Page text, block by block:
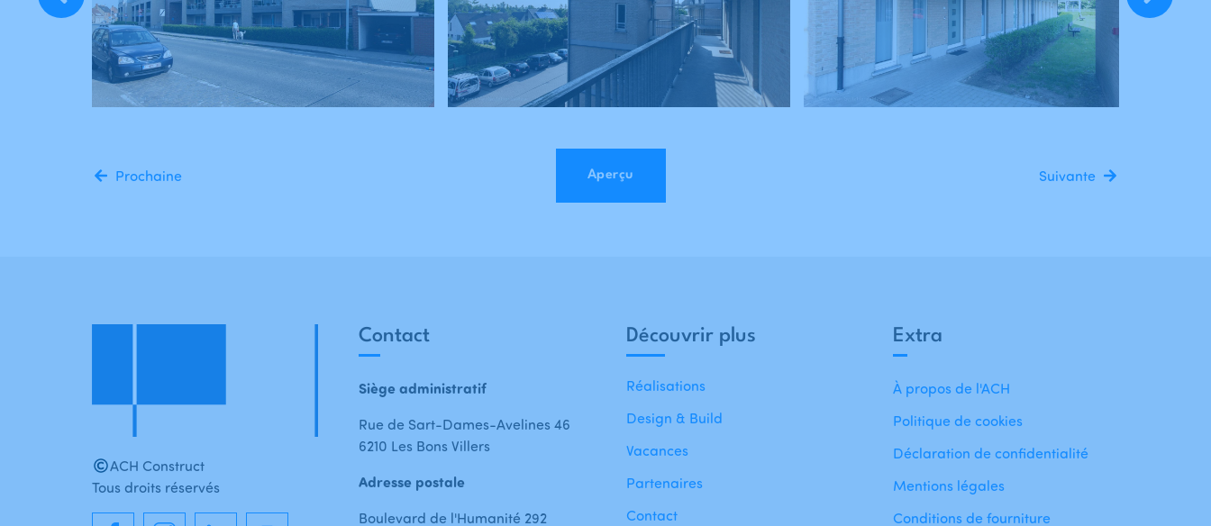
Prochaine Aperçu Suivante
Extra
À propos de l'ACH
Politique de cookies
Déclaration de confidentialité
Mentions légales
Conditions de fourniture
Découvrir plus
Réalisations
Design & Build
Vacances
Partenaires
Contact
Contact
Siège administratif
Rue de Sart-Dames-Avelines 46
6210 Les Bons Villers
Adresse postale
Boulevard de l'Humanité 292
ACH Construct
Tous droits réservés